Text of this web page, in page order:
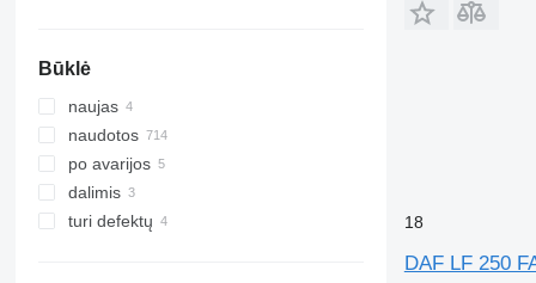
Būklė
naujas
naudotos
po avarijos
dalimis
turi defektų
18
DAF LF 250